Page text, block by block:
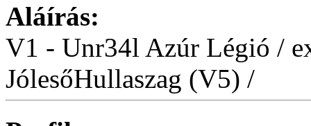
Aláírás:
V1 - Unr34l Azúr Légió /
JólesőHullaszag (V5) /